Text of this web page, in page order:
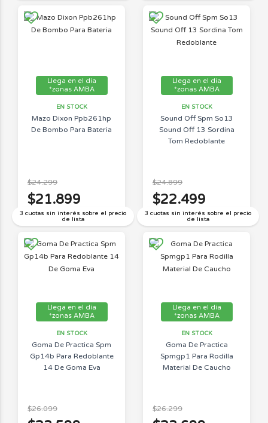
Llega en el día
*zonas AMBA
EN STOCK
Mazo Dixon Ppb261hp
De Bombo Para Bateria
3 cuotas sin interés sobre el precio
de lista
$24.299
$21.899
Llega en el día
*zonas AMBA
EN STOCK
Sound Off Spm So13
Sound Off 13 Sordina
Tom Redoblante
3 cuotas sin interés sobre el precio
de lista
$24.899
$22.499
Llega en el día
*zonas AMBA
EN STOCK
Goma De Practica Spm
Gp14b Para Redoblante
14 De Goma Eva
$26.099
Llega en el día
*zonas AMBA
EN STOCK
Goma De Practica
Spmgp1 Para Rodilla
Material De Caucho
$26.299